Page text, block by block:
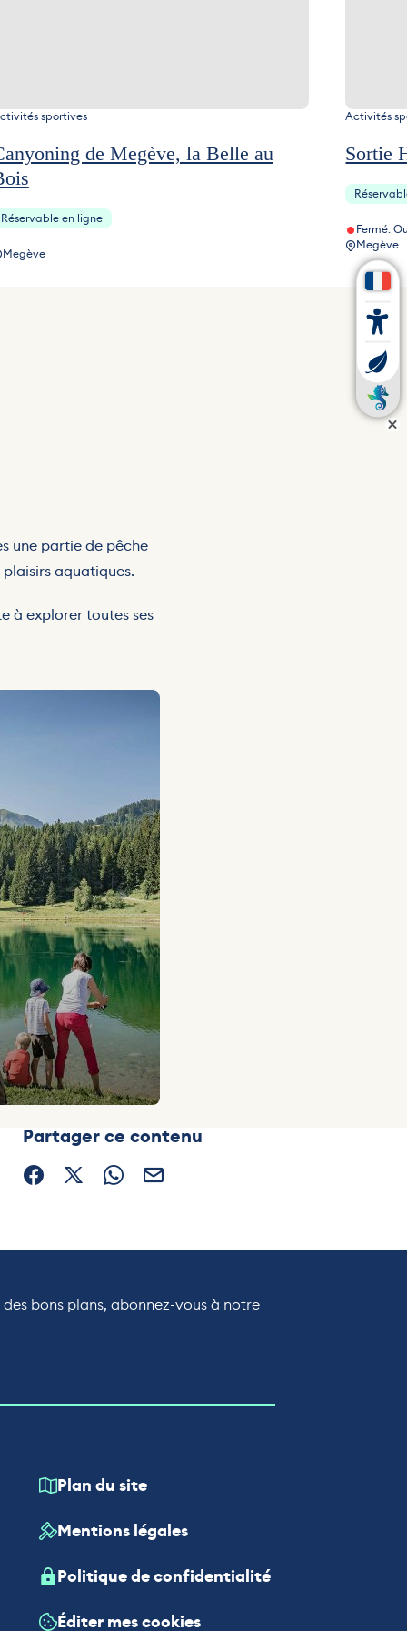
de Megève, la Belle au
sportives
Réservable en ligne
Megève
Sortie
Activités
Fermé.
Megève
une partie de pêche
aquatiques.
à explorer toutes ses
Partager ce contenu
Partager sur Facebook (nouvelle fenêtre)
Partager sur X / Twitter (nouvelle fenêtre)
Partager sur WhatsApp
Partager par mail
bons plans, abonnez-vous à notre
Plan du site
Mentions légales
Politique de confidentialité
Éditer mes cookies